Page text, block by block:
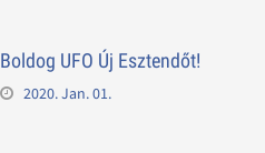
Boldog UFO Új Esztendőt!
2020. Jan. 01.